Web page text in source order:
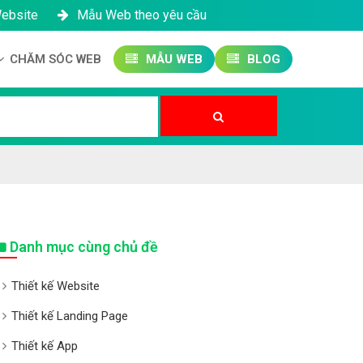
Mẫu Web theo yêu cầu
CHĂM SÓC WEB MẪU WEB BLOG
Danh mục cùng chủ đề
Thiết kế Website
Thiết kế Landing Page
Thiết kế App